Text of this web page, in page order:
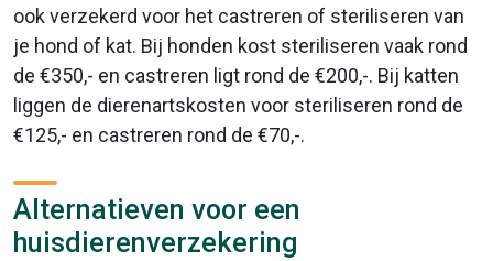
ook verzekerd voor het castreren of steriliseren van
je hond of kat. Bij honden kost steriliseren vaak rond
de €350,- en castreren ligt rond de €200,-. Bij katten
liggen de dierenartskosten voor steriliseren rond de
€125,- en castreren rond de €70,-.
Alternatieven voor een
huisdierenverzekering